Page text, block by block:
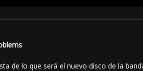
de lo que será el nuevo disco de la